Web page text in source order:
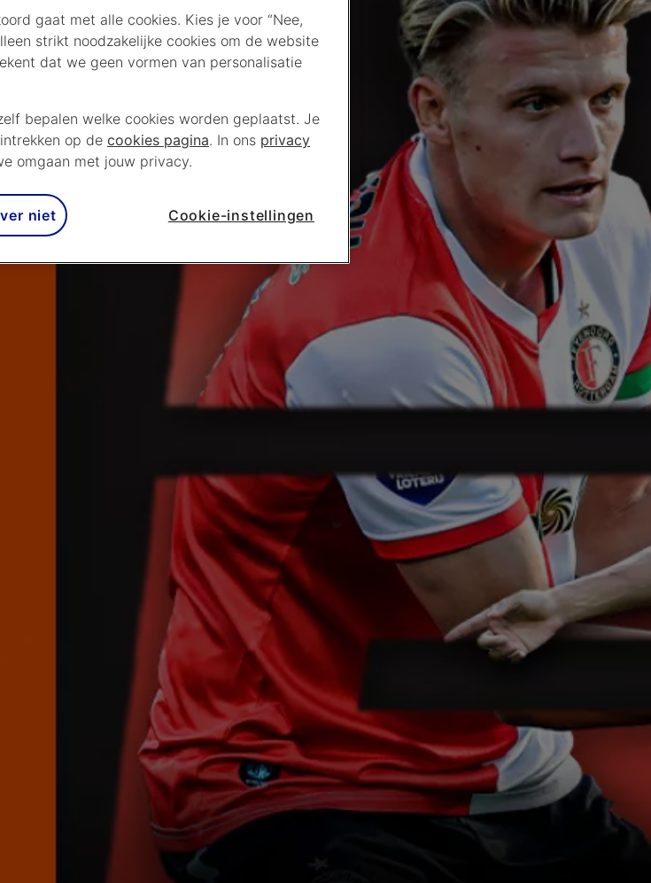
gaat met alle cookies. Kies je voor “Nee,
strikt noodzakelijke cookies om de website
dat we geen vormen van personalisatie
bepalen welke cookies worden geplaatst. Je
op de cookies pagina. In ons privacy
omgaan met jouw privacy.
niet Cookie-instellingen